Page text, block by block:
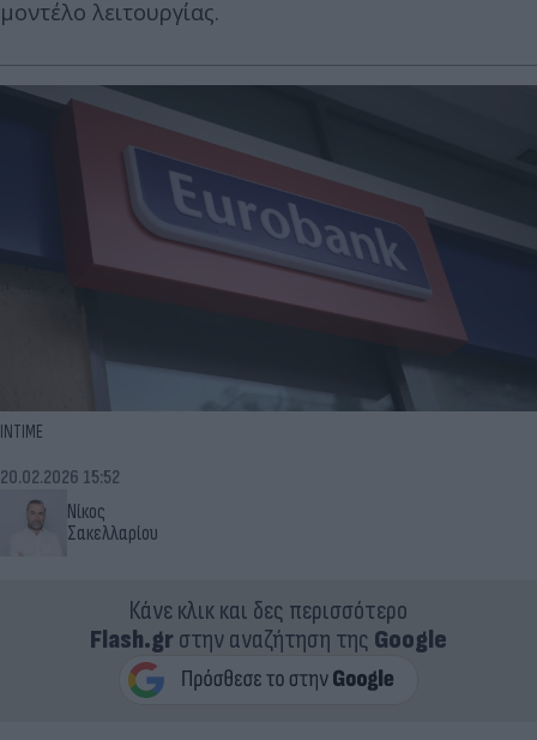
μοντέλο λειτουργίας.
INTIME
Νίκος
Σακελλαρίου
20.02.2026 15:52
Κάνε κλικ και δες περισσότερο
Flash.grστην αναζήτηση της Google